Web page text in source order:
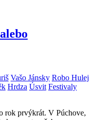
Vašo Jánsky Robo Hulej
Hrdza Úsvit Festivaly
rok prvýkrát. V Púchove,